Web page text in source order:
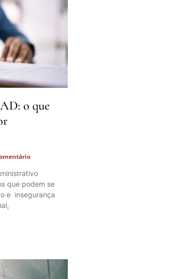
o que
que podem se
e insegurança